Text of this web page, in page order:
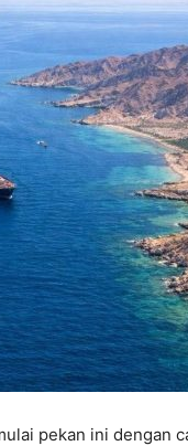
pekan ini dengan